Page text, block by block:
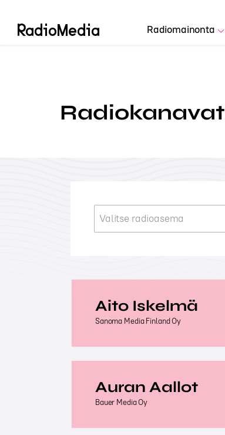
Radiomainonta
Radiokanavat
Valitse radioasema
Aito Iskelmä
Sanoma Media Finland Oy
Auran Aallot
Bauer Media Oy